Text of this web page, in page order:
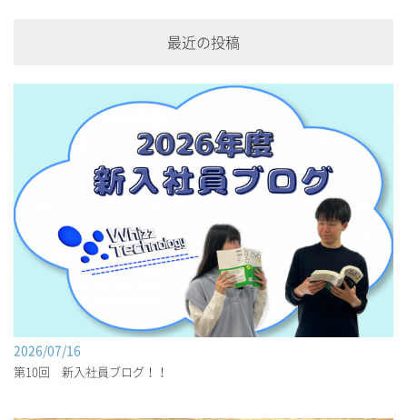
最近の投稿
2026/07/16
第10回 新入社員ブログ！！